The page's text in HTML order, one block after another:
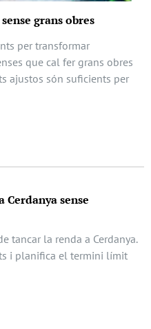
grans obres
per transformar
que cal fer grans obres
ajustos són suficients per
Cerdanya sense
tancar la renda a Cerdanya.
i planifica el termini límit